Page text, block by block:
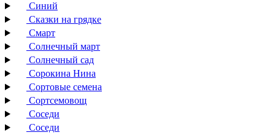
Синий
Сказки на грядке
Смарт
Солнечный март
Солнечный сад
Сорокина Нина
Сортовые семена
Сортсемовощ
Соседи
Соседи